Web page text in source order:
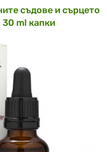
съдове и сърцето
ml капки